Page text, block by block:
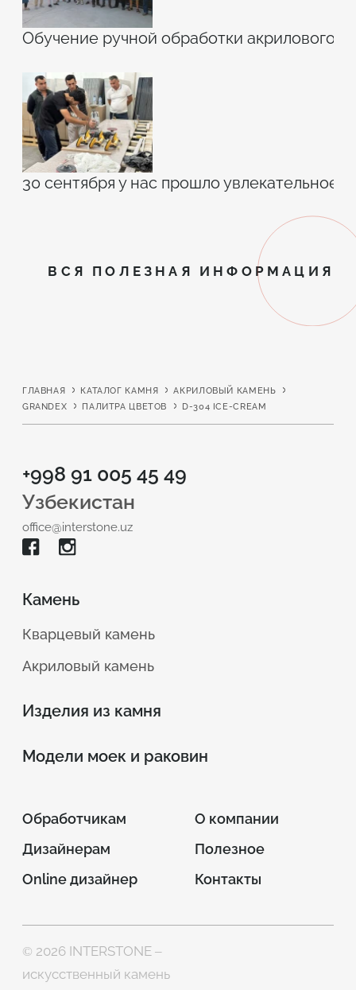
Обучение ручной обработки акрилового
30 сентября у нас прошло увлекательное
ВСЯ ПОЛЕЗНАЯ ИНФОРМАЦИЯ
ГЛАВНАЯ КАТАЛОГ КАМНЯ
АКРИЛОВЫЙ КАМЕНЬ
GRANDEX
ПАЛИТРА ЦВЕТОВ D-304 ICE-CREAM
+998 91 005 45 49
Узбекистан
office@interstone.uz
Камень
Кварцевый камень
Акриловый камень
Изделия из камня
Модели моек и раковин
Обработчикам
Дизайнерам
Online дизайнер
О компании
Полезное
Контакты
© 2026 INTERSTONE –
искусственный камень